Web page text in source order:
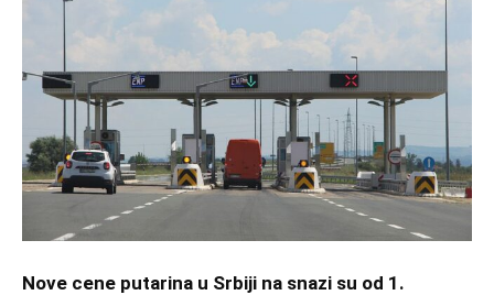
Nove cene putarina u Srbiji na snazi su od 1.